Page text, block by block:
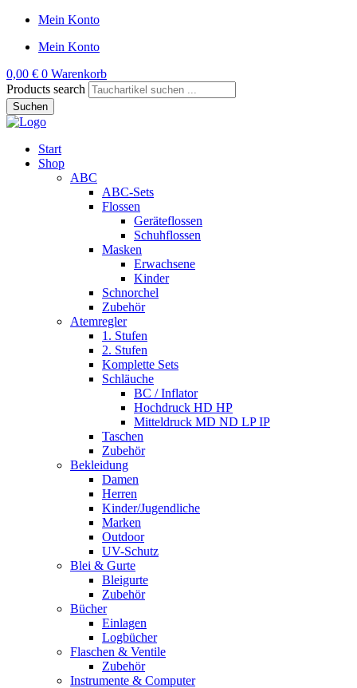
Mein Konto
Mein Konto
0,00 € 0 Warenkorb
Products search
Suchen
Start
Shop
ABC
ABC-Sets
Flossen
Geräteflossen
Schuhflossen
Masken
Erwachsene
Kinder
Schnorchel
Zubehör
Atemregler
1. Stufen
2. Stufen
Komplette Sets
Schläuche
BC / Inflator
Hochdruck HD HP
Mitteldruck MD ND LP IP
Taschen
Zubehör
Bekleidung
Damen
Herren
Kinder/Jugendliche
Marken
Outdoor
UV-Schutz
Blei & Gurte
Bleigurte
Zubehör
Bücher
Einlagen
Logbücher
Flaschen & Ventile
Zubehör
Instrumente & Computer